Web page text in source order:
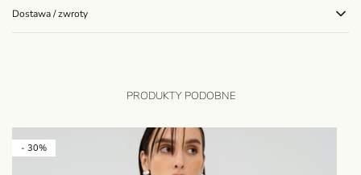
Dostawa / zwroty
PRODUKTY PODOBNE
- 30%